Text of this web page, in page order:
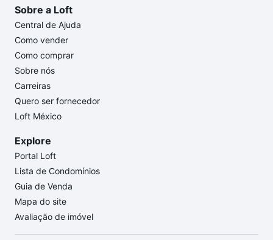
Sobre a Loft
Central de Ajuda
Como vender
Como comprar
Sobre nós
Carreiras
Quero ser fornecedor
Loft México
Explore
Portal Loft
Lista de Condomínios
Guia de Venda
Mapa do site
Avaliação de imóvel